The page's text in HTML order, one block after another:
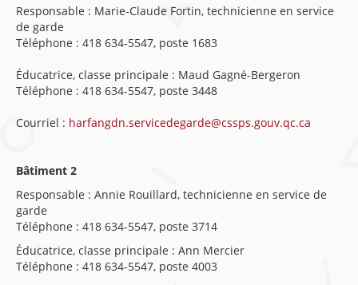
Responsable : Marie-Claude Fortin, technicienne en service
de garde
Téléphone : 418 634-5547, poste 1683
Éducatrice, classe principale : Maud Gagné-Bergeron
Téléphone : 418 634-5547, poste 3448
Courriel : harfangdn.servicedegarde@cssps.gouv.qc.ca
Bâtiment 2
Responsable : Annie Rouillard, technicienne en service de
garde
Téléphone : 418 634-5547, poste 3714
Éducatrice, classe principale : Ann Mercier
Téléphone : 418 634-5547, poste 4003